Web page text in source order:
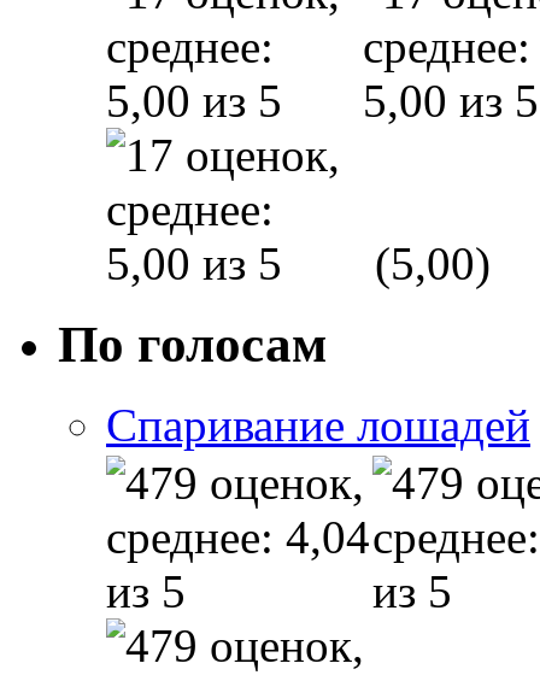
(5,00)
По голосам
Спаривание лошадей